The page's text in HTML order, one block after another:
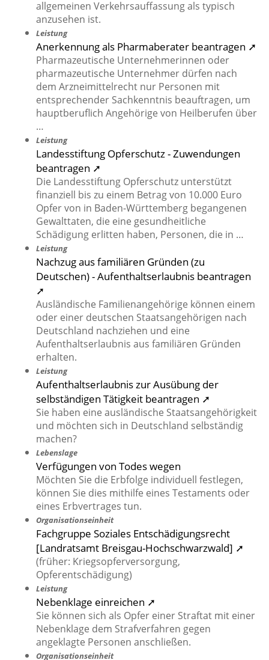
allgemeinen Verkehrsauffassung als typisch
anzusehen ist.
Leistung
Anerkennung als Pharmaberater beantragen ➚
Pharmazeutische Unternehmerinnen oder
pharmazeutische Unternehmer dürfen nach
dem Arzneimittelrecht nur Personen mit
entsprechender Sachkenntnis beauftragen, um
hauptberuflich Angehörige von Heilberufen über
…
Leistung
Landesstiftung Opferschutz - Zuwendungen
beantragen ➚
Die Landesstiftung Opferschutz unterstützt
finanziell bis zu einem Betrag von 10.000 Euro
Opfer von in Baden-Württemberg begangenen
Gewalttaten, die eine gesundheitliche
Schädigung erlitten haben, Personen, die in …
Leistung
Nachzug aus familiären Gründen (zu
Deutschen) - Aufenthaltserlaubnis beantragen
➚
Ausländische Familienangehörige können einem
oder einer deutschen Staatsangehörigen nach
Deutschland nachziehen und eine
Aufenthaltserlaubnis aus familiären Gründen
erhalten.
Leistung
Aufenthaltserlaubnis zur Ausübung der
selbständigen Tätigkeit beantragen ➚
Sie haben eine ausländische Staatsangehörigkeit
und möchten sich in Deutschland selbständig
machen?
Lebenslage
Verfügungen von Todes wegen
Möchten Sie die Erbfolge individuell festlegen,
können Sie dies mithilfe eines Testaments oder
eines Erbvertrages tun.
Organisationseinheit
Fachgruppe Soziales Entschädigungsrecht
[Landratsamt Breisgau-Hochschwarzwald] ➚
(früher: Kriegsopferversorgung,
Opferentschädigung)
Leistung
Nebenklage einreichen ➚
Sie können sich als Opfer einer Straftat mit einer
Nebenklage dem Strafverfahren gegen
angeklagte Personen anschließen.
Organisationseinheit